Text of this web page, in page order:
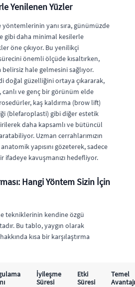
Yenilenen Yüzler
yanı sıra, günümüzde
gibi daha minimal kesilerle
öne çıkıyor. Bu yenilikçi
önemli ölçüde kısaltırken,
hale gelmesini sağlıyor.
doğal güzelliğini ortaya çıkararak,
canlı ve genç bir görünüm elde
kaş kaldırma (brow lift)
(blefaroplasti) gibi diğer estetik
daha kapsamlı ve bütüncül
Uzman cerrahlarımızın
yapısını gözeterek, sadece
ifadeye kavuşmanızı hedefliyor.
Hangi Yöntem Sizin İçin
tekniklerinin kendine özgü
Bu tablo, yaygın olarak
kısa bir karşılaştırma
İyileşme
Süresi
Etki
Süresi
Temel
Avantajı